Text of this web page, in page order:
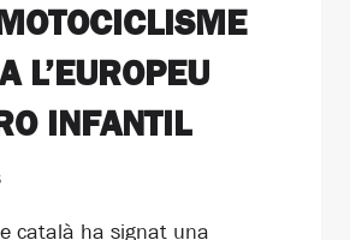
L’EUROPEU
INFANTIL
català ha signat una